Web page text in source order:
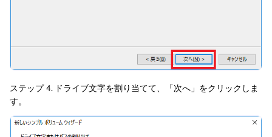
ステップ 4. ドライブ文字を割り当てて、「次へ」をクリックしま
す。